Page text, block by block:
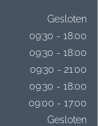
Gesloten
09:30 - 18:00
09:30 - 18:00
09:30 - 21:00
09:30 - 18:00
09:00 - 17:00
Gesloten